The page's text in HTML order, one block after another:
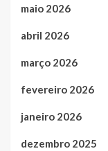
maio 2026
abril 2026
março 2026
fevereiro 2026
janeiro 2026
dezembro 2025